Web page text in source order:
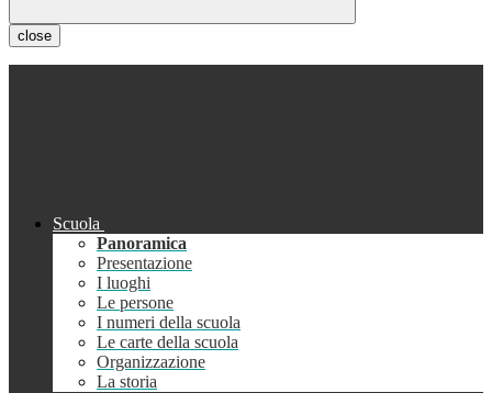
close
Scuola
Panoramica
Presentazione
I luoghi
Le persone
I numeri della scuola
Le carte della scuola
Organizzazione
La storia